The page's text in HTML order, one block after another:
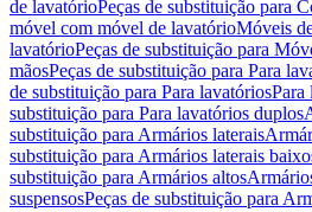
de lavatórioPeças de substituição para
móvel com móvel de lavatórioMóveis
lavatórioPeças de substituição para
mãosPeças de substituição para Para
de substituição para Para lavatóriosPara
substituição para Para lavatórios duplos
substituição para Armários laterais
substituição para Armários laterais
substituição para Armários altos
suspensosPeças de substituição para